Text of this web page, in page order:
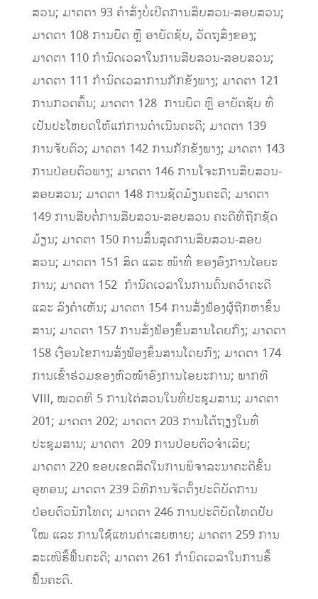
ສວນ; ມາດຕາ 93 ຄໍາສັ່ງບໍ່ເປີດການສືບສວນ-ສອບສວນ;
ມາດຕາ 108 ການຍຶດ ຫຼື ອາຍັດຊັບ, ວັດຖຸສິ່ງຂອງ;
ມາດຕາ 110 ກໍານົດເວລາໃນການສືບສວນ-ສອບສວນ;
ມາດຕາ 111 ກໍານົດເວລາການກັກຂັງພາງ; ມາດຕາ 121
ການກວດຄົ້ນ; ມາດຕາ 128 ການຍຶດ ຫຼື ອາຍັດຊັບ ທີ່
ເປັນປະໂຫຍດໃຫ້ແກ່ການດຳເນີນຄະດີ; ມາດຕາ 139
ການຈັບຕົວ; ມາດຕາ 142 ການກັກຂັງພາງ; ມາດຕາ 143
ການປ່ອຍຕົວພາງ; ມາດຕາ 146 ການໂຈະການສືບສວນ-
ສອບສວນ; ມາດຕາ 148 ການຊັດມ້ຽນຄະດີ; ມາດຕາ
149 ການສືບຕໍ່ການສືບສວນ-ສອບສວນ ຄະດີທີ່ຖືກຊັດ
ມ້ຽນ; ມາດຕາ 150 ການສິ້ນສຸດການສືບສວນ-ສອບ
ສວນ; ມາດຕາ 151 ສິດ ແລະ ໜ້າທີ່ ຂອງອົງການໄອຍະ
ການ; ມາດຕາ 152 ກໍານົດເວລາໃນການຄົ້ນຄວ້າຄະດີ
ແລະ ລົງຄໍາເຫັນ; ມາດຕາ 154 ການສັ່ງຟ້ອງຜູ້ຖືກຫາຂຶ້ນ
ສານ; ມາດຕາ 157 ການສັ່ງຟ້ອງຂຶ້ນສານໂດຍກົງ; ມາດຕາ
158 ເງື່ອນໄຂການສັ່ງຟ້ອງຂຶ້ນສານໂດຍກົງ; ມາດຕາ 174
ການເຂົ້າຮ່ວມຂອງຫົວໜ້າອົງການໄອຍະການ; ພາກທີ
VIII, ໝວດທີ 5 ການໄຕ່ສວນໃນທີ່ປະຊຸມສານ; ມາດຕາ
201; ມາດຕາ 202; ມາດຕາ 203 ການໂຕ້ຖຽງໃນທີ່
ປະຊຸມສານ; ມາດຕາ 209 ການປ່ອຍຕົວຈໍາເລີຍ;
ມາດຕາ 220 ຂອບເຂດສິດໃນການພິຈາລະນາຄະດີຂັ້ນ
ອຸທອນ; ມາດຕາ 239 ວິທີການຈັດຕັ້ງປະຕິບັດການ
ປ່ອຍຕົວນັກໂທດ; ມາດຕາ 246 ການປະຕິບັດໂທດປັບ
ໃໝ ແລະ ການໃຊ້ແທນຄ່າເສຍຫາຍ; ມາດຕາ 259 ການ
ສະເໜີຮື້ຟື້ນຄະດີ; ມາດຕາ 261 ກໍານົດເວລາໃນການຮື້
ຟື້ນຄະດີ.